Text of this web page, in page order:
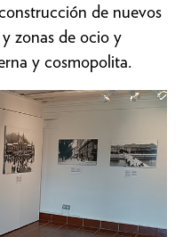
de nuevos
zonas de ocio y
y cosmopolita.